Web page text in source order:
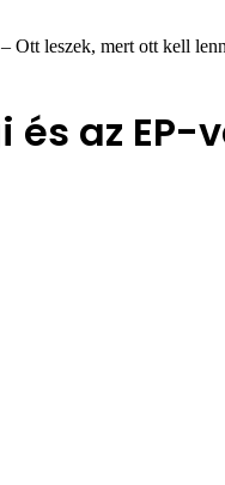
Ott leszek, mert ott kell
az